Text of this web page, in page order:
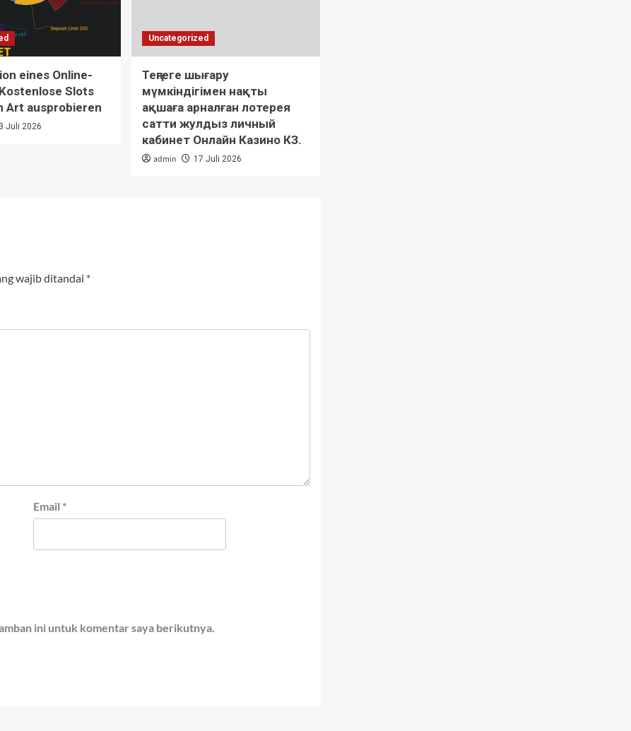
eines Online-
Slots
Art ausprobieren
Juli 2026
Uncategorized
Теңгеге шығару
мүмкіндігімен нақты
ақшаға арналған лотерея
сатти жулдыз личный
кабинет Онлайн Казино КЗ.
admin 17 Juli 2026
wajib ditandai *
Email *
ini untuk komentar saya berikutnya.